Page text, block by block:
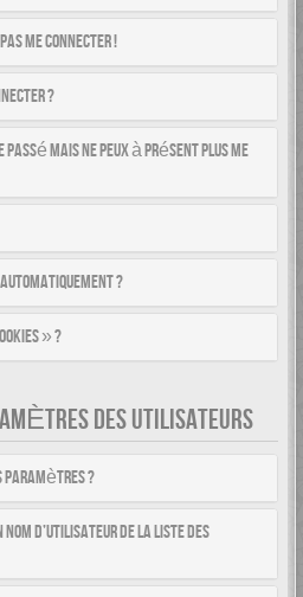
me connecter !
?
mais ne peux à présent plus me
?
» ?
DES UTILISATEURS
paramètres ?
nom d’utilisateur de la liste des